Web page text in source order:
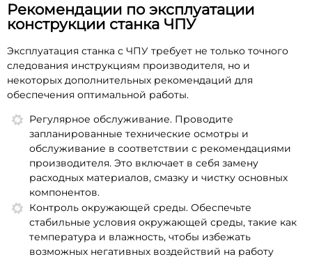
Рекомендации по эксплуатации
конструкции станка ЧПУ
Эксплуатация станка с ЧПУ требует не только точного
следования инструкциям производителя, но и
некоторых дополнительных рекомендаций для
обеспечения оптимальной работы.
Регулярное обслуживание. Проводите
запланированные технические осмотры и
обслуживание в соответствии с рекомендациями
производителя. Это включает в себя замену
расходных материалов, смазку и чистку основных
компонентов.
Контроль окружающей среды. Обеспечьте
стабильные условия окружающей среды, такие как
температура и влажность, чтобы избежать
возможных негативных воздействий на работу